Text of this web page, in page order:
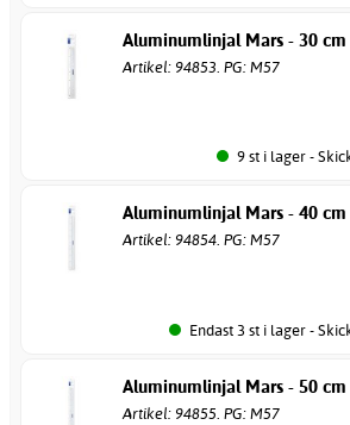
Aluminumlinjal Mars - 30 cm
Artikel: 94853. PG: M57
9 st i lager -
Aluminumlinjal Mars - 40 cm
Artikel: 94854. PG: M57
Endast 3 st i lager -
Aluminumlinjal Mars - 50 cm
Artikel: 94855. PG: M57